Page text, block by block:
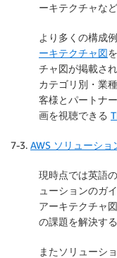
ーキテクチャな
より多くの構成
ーキテクチャ図
チャ図が掲載さ
カテゴリ別・業
客様とパートナ
画を視聴できる
7-3. AWS ソリューショ
現時点では英語
ューションのガ
アーキテクチャ
の課題を解決す
またソリューシ